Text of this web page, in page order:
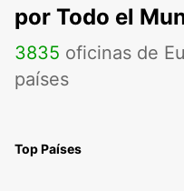
por Todo el
3835 oficinas de
países
Top Países